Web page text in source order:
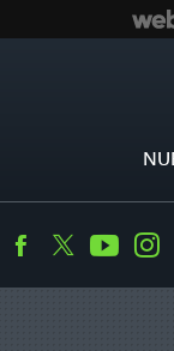
Facebook
Twitter